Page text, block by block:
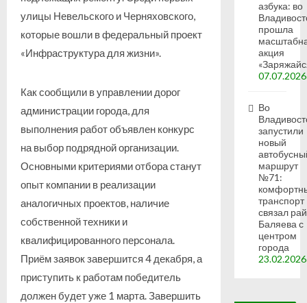
улицы Невельского и Черняховского,
которые вошли в федеральный проект
«Инфраструктура для жизни».
Как сообщили в управлении дорог
администрации города, для
выполнения работ объявлен конкурс
на выбор подрядной организации.
Основными критериями отбора станут
опыт компании в реализации
аналогичных проектов, наличие
собственной техники и
квалифицированного персонала.
Приём заявок завершится 4 декабря, а
приступить к работам победитель
должен будет уже 1 марта. Завершить
азбука: во
прошла
акция
07.07.2026
Во
запустили
новый
маршрут
№71:
транспорт
связал
Баляева с
центром
города
23.02.2026